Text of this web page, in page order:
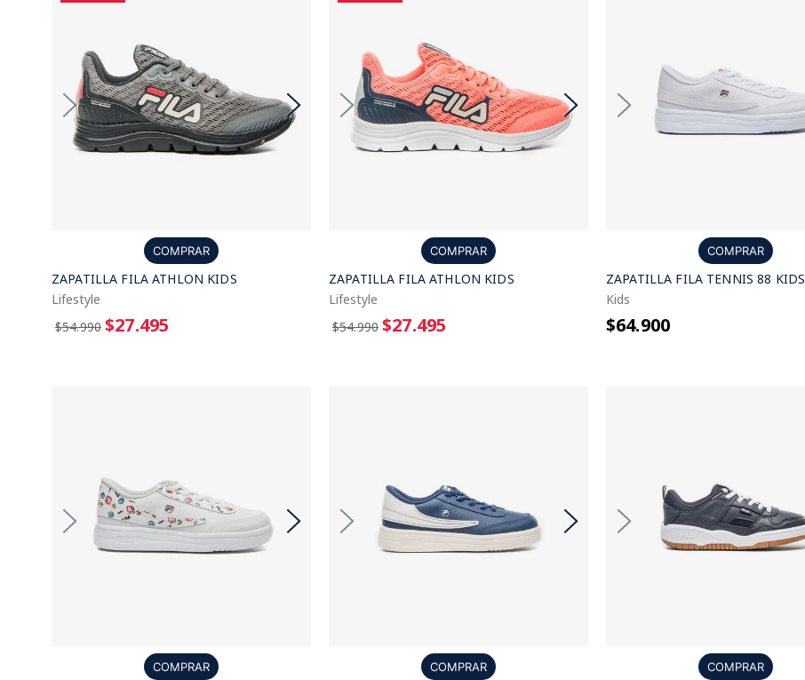
COMPRAR
ZAPATILLA FILA ATHLON KIDS
Lifestyle
$54.990 $27.495
COMPRAR
ZAPATILLA FILA ATHLON KIDS
Lifestyle
$54.990 $27.495
COMPRAR
ZAPATILLA FILA TENNIS 88 KIDS
Kids
$64.900
COMPRAR COMPRAR COMPRAR